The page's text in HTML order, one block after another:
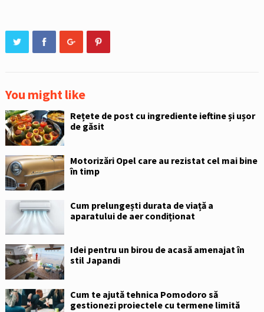
You might like
Rețete de post cu ingrediente ieftine și ușor
de găsit
Motorizări Opel care au rezistat cel mai bine
în timp
Cum prelungești durata de viață a
aparatului de aer condiționat
Idei pentru un birou de acasă amenajat în
stil Japandi
Cum te ajută tehnica Pomodoro să
gestionezi proiectele cu termene limită